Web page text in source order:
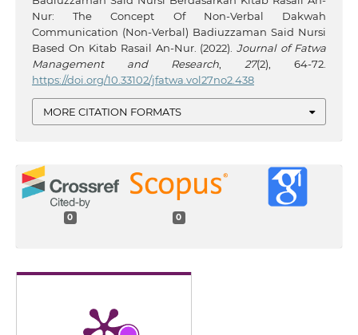
Nur: The Concept Of Non-Verbal Dakwah
Communication (Non-Verbal) Badiuzzaman Said Nursi
Based On Kitab Rasail An-Nur. (2022).Journal of Fatwa
Management and Research
27(2), 64-72.
https://doi.org/10.33102/jfatwa.vol27no2.438
MORE CITATION FORMATS
0 0